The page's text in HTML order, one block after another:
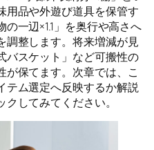
用品や外遊び道具を保管す
一辺×1.1」を奥行や高さへ
調整します。将来増減が見
バスケット」など可搬性の
が保てます。次章では、こ
テム選定へ反映するか解説
してみてください。